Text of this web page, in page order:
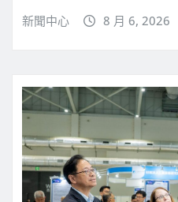
新聞中心 8 月 6, 2026